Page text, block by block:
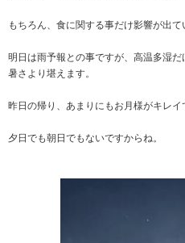
もちろん、食に関する事だけ影響が出て
明日は雨予報との事ですが、高温多湿
暑さより堪えます。
昨日の帰り、あまりにもお月様がキレイ
夕日でも朝日でもないですからね。